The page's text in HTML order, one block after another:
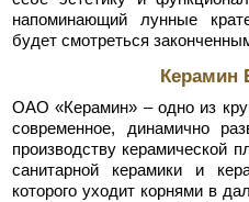
напоминающий лунные
будет смотреться
Керамин
ОАО «Керамин» – одно из
современное, динамично
производству керамической
санитарной керамики и
которого уходит корнями в